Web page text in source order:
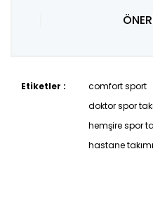
Etiketler : comfort sport
doktor spor
hemşire spor
hastane takımı